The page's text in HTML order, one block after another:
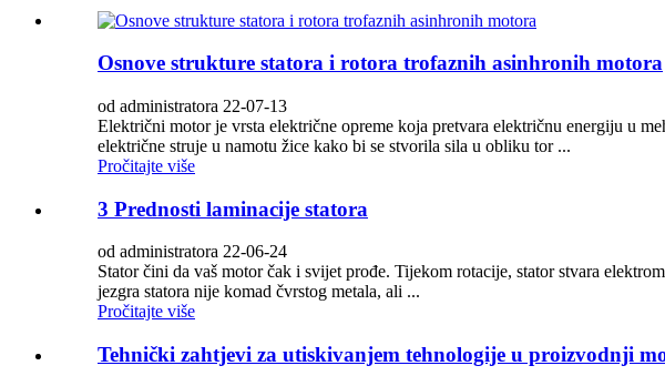
Osnove strukture statora i rotora trofaznih asinhronih motora
od administratora 22-07-13
Električni motor je vrsta električne opreme koja pretvara električnu energiju u
električne struje u namotu žice kako bi se stvorila sila u obliku tor ...
Pročitajte više
3 Prednosti laminacije statora
od administratora 22-06-24
Stator čini da vaš motor čak i svijet prođe. Tijekom rotacije, stator stvara
jezgra statora nije komad čvrstog metala, ali ...
Pročitajte više
Tehnički zahtjevi za utiskivanjem tehnologije u proizvodnji